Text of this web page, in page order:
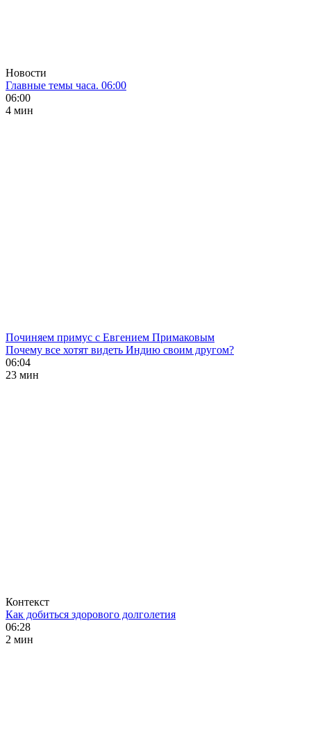
Новости
Главные темы часа. 06:00
06:00
4 мин
Починяем примус с Евгением Примаковым
Почему все хотят видеть Индию своим другом?
06:04
23 мин
Контекст
Как добиться здорового долголетия
06:28
2 мин